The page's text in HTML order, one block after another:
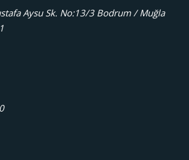
Aysu Sk. No:13/3 Bodrum / Muğla